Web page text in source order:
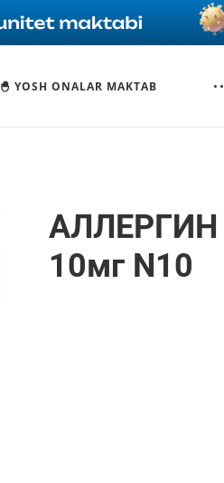
🐣 YOSH ONALAR MAKTAB
АЛЛЕРГИН
10мг N10